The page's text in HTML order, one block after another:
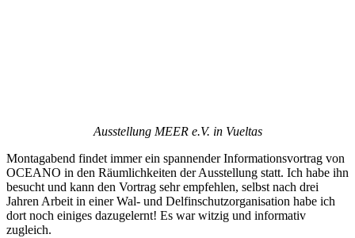
Ausstellung MEER e.V. in Vueltas
Montagabend findet immer ein spannender Informationsvortrag von
OCEANO in den Räumlichkeiten der Ausstellung statt. Ich habe ihn
besucht und kann den Vortrag sehr empfehlen, selbst nach drei
Jahren Arbeit in einer Wal- und Delfinschutzorganisation habe ich
dort noch einiges dazugelernt! Es war witzig und informativ
zugleich.